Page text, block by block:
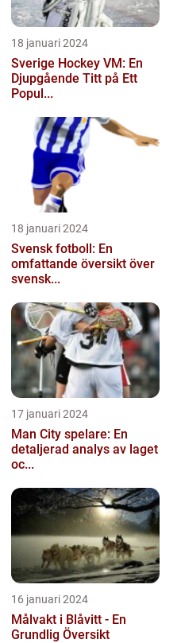
18 januari 2024
Sverige Hockey VM: En
Djupgående Titt på Ett
Popul...
18 januari 2024
Svensk fotboll: En
omfattande översikt över
svensk...
17 januari 2024
Man City spelare: En
detaljerad analys av laget
oc...
16 januari 2024
Målvakt i Blåvitt - En
Grundlig Översikt